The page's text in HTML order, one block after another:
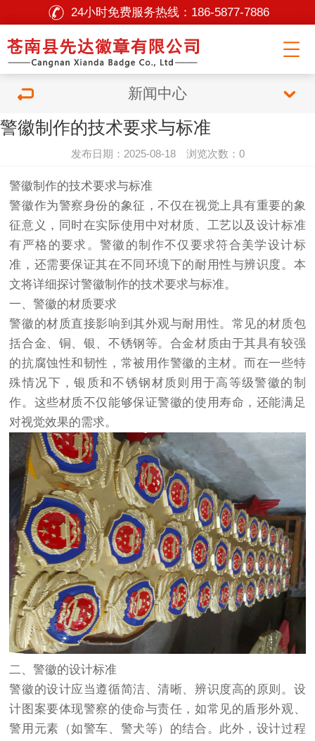
24小时免费服务热线： 186-5877-7886
新闻中心
警徽制作的技术要求与标准
发布日期：2025-08-18 浏览次数：0
警徽制作的技术要求与标准
警徽作为警察身份的象征，不仅在视觉上具有重要的象
征意义，同时在实际使用中对材质、工艺以及设计标准
有严格的要求。警徽的制作不仅要求符合美学设计标
准，还需要保证其在不同环境下的耐用性与辨识度。本
文将详细探讨警徽制作的技术要求与标准。
一、警徽的材质要求
警徽的材质直接影响到其外观与耐用性。常见的材质包
括合金、铜、银、不锈钢等。合金材质由于其具有较强
的抗腐蚀性和韧性，常被用作警徽的主材。而在一些特
殊情况下，银质和不锈钢材质则用于高等级警徽的制
作。这些材质不仅能够保证警徽的使用寿命，还能满足
对视觉效果的需求。
二、警徽的设计标准
警徽的设计应当遵循简洁、清晰、辨识度高的原则。设
计图案要体现警察的使命与责任，如常见的盾形外观、
警用元素（如警车、警犬等）的结合。此外，设计过程